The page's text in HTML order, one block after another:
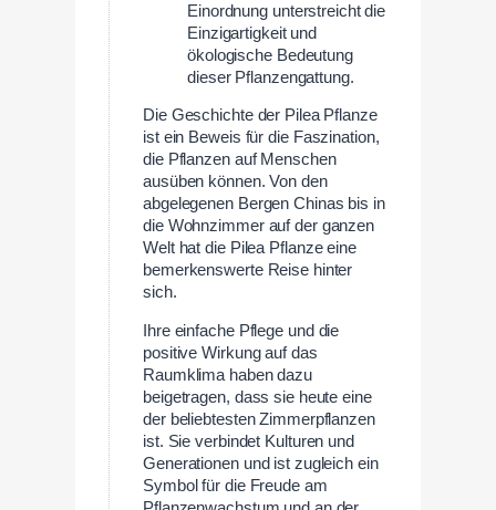
Einordnung unterstreicht die
Einzigartigkeit und
ökologische Bedeutung
dieser Pflanzengattung.
Die Geschichte der Pilea Pflanze
ist ein Beweis für die Faszination,
die Pflanzen auf Menschen
ausüben können. Von den
abgelegenen Bergen Chinas bis in
die Wohnzimmer auf der ganzen
Welt hat die Pilea Pflanze eine
bemerkenswerte Reise hinter
sich.
Ihre einfache Pflege und die
positive Wirkung auf das
Raumklima haben dazu
beigetragen, dass sie heute eine
der beliebtesten Zimmerpflanzen
ist. Sie verbindet Kulturen und
Generationen und ist zugleich ein
Symbol für die Freude am